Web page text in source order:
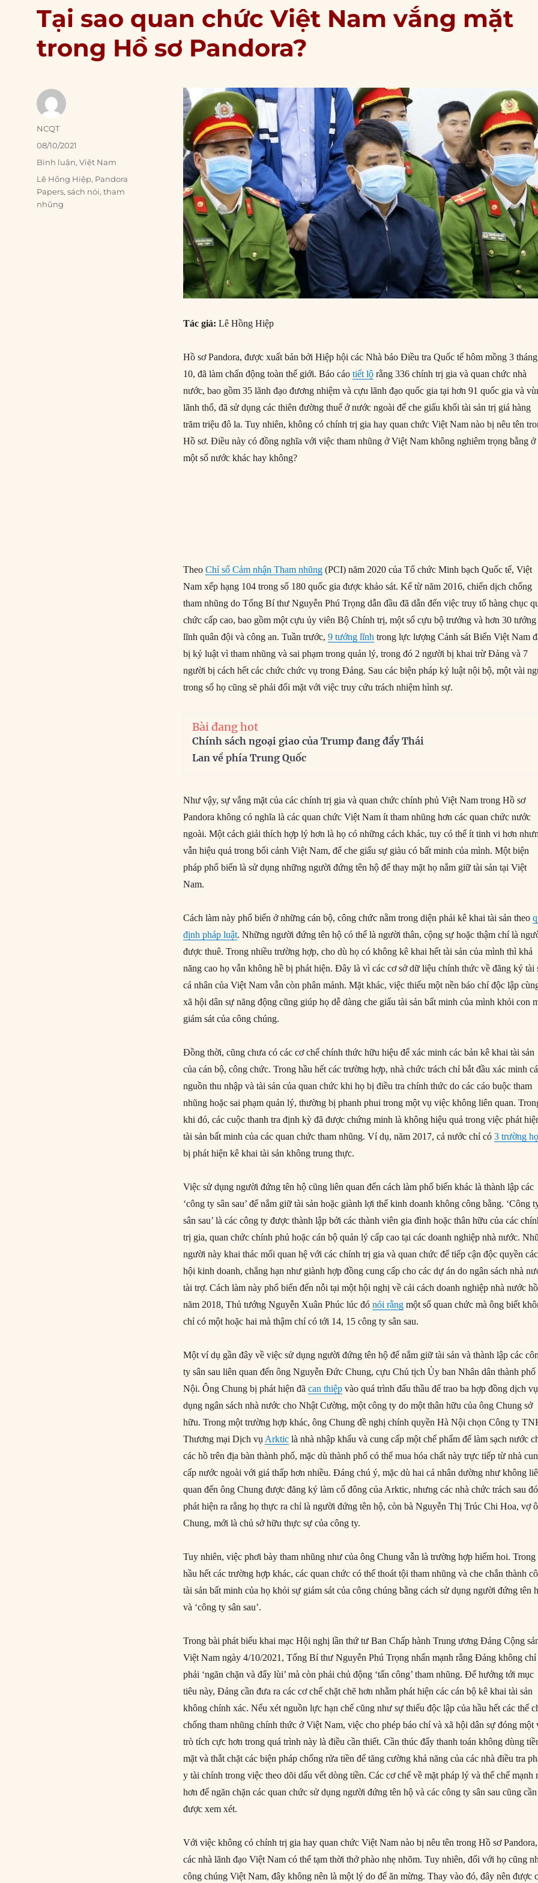
Tại sao quan chức Việt Nam vắng mặt
trong Hồ sơ Pandora?
Tác giả:Lê Hồng Hiệp
Hồ sơ Pandora, được xuất bản bởi Hiệp hội các Nhà báo Điều tra Quốc tế hôm mồng 3 tháng
10, đã làm chấn động toàn thế giới. Báo cáotiết lộ rằng 336 chính trị gia và quan chức nhà
nước, bao gồm 35 lãnh đạo đương nhiệm và cựu lãnh đạo quốc gia tại hơn 91 quốc gia và
lãnh thổ, đã sử dụng các thiên đường thuế ở nước ngoài để che giấu khối tài sản trị giá hàng
trăm triệu đô la. Tuy nhiên, không có chính trị gia hay quan chức Việt Nam nào bị nêu tên
Hồ sơ. Điều này có đồng nghĩa với việc tham nhũng ở Việt Nam không nghiêm trọng bằng ở
một số nước khác hay không?
TheoChỉ số Cảm nhận Tham nhũng (PCI) năm 2020 của Tổ chức Minh bạch Quốc tế, Việt
Nam xếp hạng 104 trong số 180 quốc gia được khảo sát. Kể từ năm 2016, chiến dịch chống
tham nhũng do Tổng Bí thư Nguyễn Phú Trọng dẫn đầu đã dẫn đến việc truy tố hàng chục
chức cấp cao, bao gồm một cựu ủy viên Bộ Chính trị, một số cựu bộ trưởng và hơn 30 tướng
lĩnh quân đội và công an. Tuần trước,9 tướng lĩnh trong lực lượng Cảnh sát Biển Việt Nam
bị kỷ luật vì tham nhũng và sai phạm trong quản lý, trong đó 2 người bị khai trừ Đảng và 7
người bị cách hết các chức chức vụ trong Đảng. Sau các biện pháp kỷ luật nội bộ, một vài
trong số họ cũng sẽ phải đối mặt với việc truy cứu trách nhiệm hình sự.
Bài đang hot
Chính sách ngoại giao của Trump đang đẩy Thái
Lan về phía Trung Quốc
Như vậy, sự vắng mặt của các chính trị gia và quan chức chính phủ Việt Nam trong Hồ sơ
Pandora không có nghĩa là các quan chức Việt Nam ít tham nhũng hơn các quan chức nước
ngoài. Một cách giải thích hợp lý hơn là họ có những cách khác, tuy có thể ít tinh vi hơn
vẫn hiệu quả trong bối cảnh Việt Nam, để che giấu sự giàu có bất minh của mình. Một biện
pháp phổ biến là sử dụng những người đứng tên hộ để thay mặt họ nắm giữ tài sản tại Việt
Nam.
Cách làm này phổ biến ở những cán bộ, công chức nằm trong diện phải kê khai tài sản theo
định pháp luật. Những người đứng tên hộ có thể là người thân, cộng sự hoặc thậm chí là
được thuê. Trong nhiều trường hợp, cho dù họ có không kê khai hết tài sản của mình thì khả
năng cao họ vẫn không hề bị phát hiện. Đây là vì các cơ sở dữ liệu chính thức về đăng ký tài
cá nhân của Việt Nam vẫn còn phân mảnh. Mặt khác, việc thiếu một nền báo chí độc lập
xã hội dân sự năng động cũng giúp họ dễ dàng che giấu tài sản bất minh của mình khỏi con
giám sát của công chúng.
Đồng thời, cũng chưa có các cơ chế chính thức hữu hiệu để xác minh các bản kê khai tài sản
của cán bộ, công chức. Trong hầu hết các trường hợp, nhà chức trách chỉ bắt đầu xác minh
nguồn thu nhập và tài sản của quan chức khi họ bị điều tra chính thức do các cáo buộc tham
nhũng hoặc sai phạm quản lý, thường bị phanh phui trong một vụ việc không liên quan.
khi đó, các cuộc thanh tra định kỳ đã được chứng minh là không hiệu quả trong việc phát
tài sản bất minh của các quan chức tham nhũng. Ví dụ, năm 2017, cả nước chỉ có3 trường
bị phát hiện kê khai tài sản không trung thực.
Việc sử dụng người đứng tên hộ cũng liên quan đến cách làm phổ biến khác là thành lập các
‘công ty sân sau’ để nắm giữ tài sản hoặc giành lợi thế kinh doanh không công bằng. ‘Công
sân sau’ là các công ty được thành lập bởi các thành viên gia đình hoặc thân hữu của các
trị gia, quan chức chính phủ hoặc cán bộ quản lý cấp cao tại các doanh nghiệp nhà nước.
người này khai thác mối quan hệ với các chính trị gia và quan chức để tiếp cận độc quyền
hội kinh doanh, chẳng hạn như giành hợp đồng cung cấp cho các dự án do ngân sách nhà
tài trợ. Cách làm này phổ biến đến nỗi tại một hội nghị về cải cách doanh nghiệp nhà nước
năm 2018, Thủ tướng Nguyễn Xuân Phúc lúc đónói rằng một số quan chức mà ông biết
chỉ có một hoặc hai mà thậm chí có tới 14, 15 công ty sân sau.
Một ví dụ gần đây về việc sử dụng người đứng tên hộ để nắm giữ tài sản và thành lập các
ty sân sau liên quan đến ông Nguyễn Đức Chung, cựu Chủ tịch Ủy ban Nhân dân thành phố
Nội. Ông Chung bị phát hiện đãcan thiệp vào quá trình đấu thầu để trao ba hợp đồng dịch
dụng ngân sách nhà nước cho Nhật Cường, một công ty do một thân hữu của ông Chung sở
hữu. Trong một trường hợp khác, ông Chung đề nghị chính quyền Hà Nội chọn Công ty
Thương mại Dịch vụ Arktic là nhà nhập khẩu và cung cấp một chế phẩm để làm sạch nước
các hồ trên địa bàn thành phố, mặc dù thành phố có thể mua hóa chất này trực tiếp từ nhà
cấp nước ngoài với giá thấp hơn nhiều. Đáng chú ý, mặc dù hai cá nhân dường như không
quan đến ông Chung được đăng ký làm cổ đông của Arktic, nhưng các nhà chức trách sau đó
phát hiện ra rằng họ thực ra chỉ là người đứng tên hộ, còn bà Nguyễn Thị Trúc Chi Hoa, vợ
Chung, mới là chủ sở hữu thực sự của công ty.
Tuy nhiên, việc phơi bày tham nhũng như của ông Chung vẫn là trường hợp hiếm hoi. Trong
hầu hết các trường hợp khác, các quan chức có thể thoát tội tham nhũng và che chắn thành
tài sản bất minh của họ khỏi sự giám sát của công chúng bằng cách sử dụng người đứng tên
và ‘công ty sân sau’.
Trong bài phát biểu khai mạc Hội nghị lần thứ tư Ban Chấp hành Trung ương Đảng Cộng
Việt Nam ngày 4/10/2021, Tổng Bí thư Nguyễn Phú Trọng nhấn mạnh rằng Đảng không chỉ
phải ‘ngăn chặn và đẩy lùi’ mà còn phải chủ động ‘tấn công’ tham nhũng. Để hướng tới mục
tiêu này, Đảng cần đưa ra các cơ chế chặt chẽ hơn nhằm phát hiện các cán bộ kê khai tài sản
không chính xác. Nếu xét nguồn lực hạn chế cũng như sự thiếu độc lập của hầu hết các thể
chống tham nhũng chính thức ở Việt Nam, việc cho phép báo chí và xã hội dân sự đóng một
trò tích cực hơn trong quá trình này là điều cần thiết. Cần thúc đẩy thanh toán không dùng
mặt và thắt chặt các biện pháp chống rửa tiền để tăng cường khả năng của các nhà điều tra
y tài chính trong việc theo dõi dấu vết dòng tiền. Các cơ chế về mặt pháp lý và thể chế mạnh
hơn để ngăn chặn các quan chức sử dụng người đứng tên hộ và các công ty sân sau cũng cần
được xem xét.
Với việc không có chính trị gia hay quan chức Việt Nam nào bị nêu tên trong Hồ sơ Pandora,
các nhà lãnh đạo Việt Nam có thể tạm thời thở phào nhẹ nhõm. Tuy nhiên, đối với họ cũng
công chúng Việt Nam, đây không nên là một lý do để ăn mừng. Thay vào đó, đây nên được
Author
NCQT
Posted
on
08/10/2021
Categories
Bình luận,Việt Nam
Tags
Lê Hồng Hiệp, Pandora
Papers,sách nói,tham
nhũng